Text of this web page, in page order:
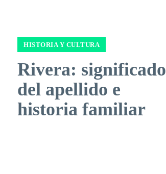
HISTORIA Y CULTURA
Rivera: significado
del apellido e
historia familiar